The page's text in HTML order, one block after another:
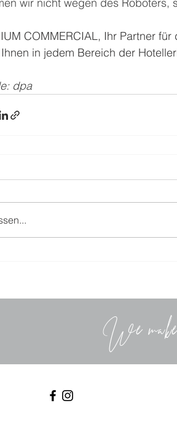
wir nicht wegen des Roboters,
COMMERCIAL, Ihr Partner
in jedem Bereich der
dpa
We